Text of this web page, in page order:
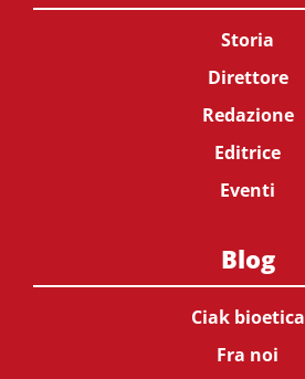
Storia
Direttore
Redazione
Editrice
Eventi
Blog
Ciak bioetica
Fra noi